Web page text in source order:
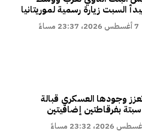
السبت زيارة رسمية لموريتانيا
7 أغسطس 2026، 23:37 مساءً
وجودها العسكري قبالة
بفرقاطتين إضافيتين